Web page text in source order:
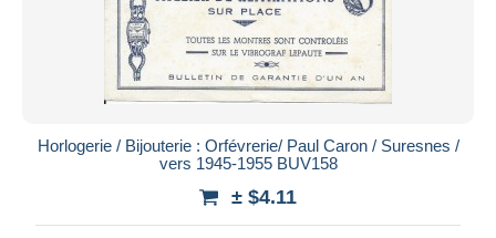
Horlogerie / Bijouterie : Orfévrerie/ Paul Caron / Suresnes /
vers 1945-1955 BUV158
± $4.11